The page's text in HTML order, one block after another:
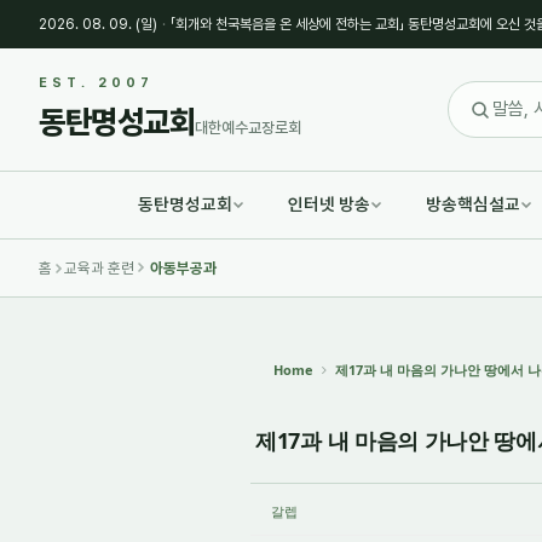
2026. 08. 09. (일) · 「회개와 천국복음을 온 세상에 전하는 교회」 동탄명성교회에 오신
EST. 2007
동탄명성교회 대한예수교장로회
동탄명성교회 인터넷 방송 방송핵심설교
홈 교육과 훈련 아동부공과
Home 제17과 내 마음의 가나안 땅에서
제17과 내 마음의 가나안 땅
갈렙
Sketchbook5, 스케치북5
Sketchbook5, 스케치북5
Sketchbook5, 스케치북5
Sketchbook5, 스케치북5